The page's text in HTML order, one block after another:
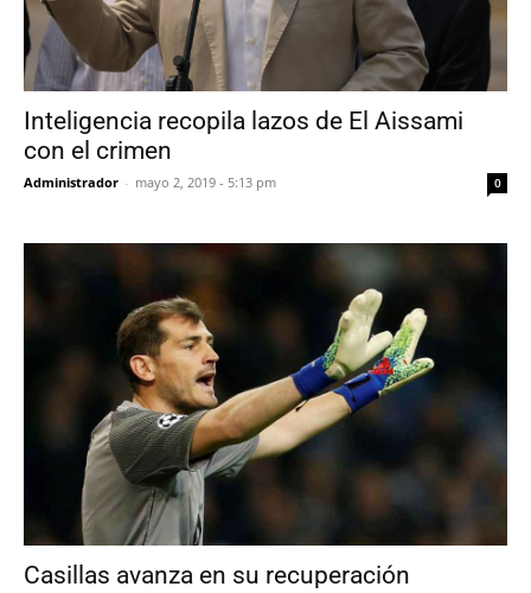
Inteligencia recopila lazos de El Aissami
con el crimen
Administrador - mayo 2, 2019 - 5:13 pm 0
Casillas avanza en su recuperación